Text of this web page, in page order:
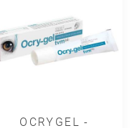
OCRYGEL -